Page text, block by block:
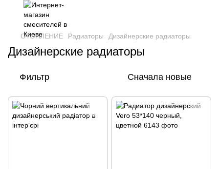
ОТОПЛЕНИЕ Радиаторы Дизайнерские радиаторы
Дизайнерские радиаторы
Фильтр Сначала новые